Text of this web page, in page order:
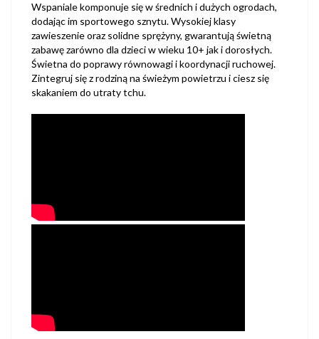
Wspaniale komponuje się w średnich i dużych ogrodach,
dodając im sportowego sznytu. Wysokiej klasy
zawieszenie oraz solidne sprężyny, gwarantują świetną
zabawę zarówno dla dzieci w wieku 10+ jak i dorosłych.
Świetna do poprawy równowagi i koordynacji ruchowej.
Zintegruj się z rodziną na świeżym powietrzu i ciesz się
skakaniem do utraty tchu.